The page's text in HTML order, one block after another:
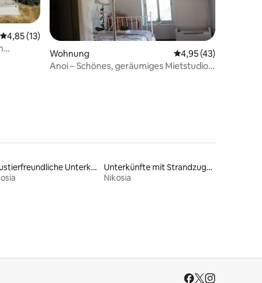
Bewertungen
Durchschnittliche Bewertung: 4,85 von 5, 13 Bewertungen
4,85 (13)
Wohnung Durchschnittliche
4,95 (43)
Anoi – Schönes, geräumiges Mietstudio –
Haustierfreundliche Unterkünfte
Unterkünfte mit Strandzugang
Nikosia